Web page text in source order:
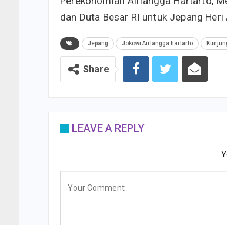
dan Duta Besar RI untuk Jepang
Jepang Jokowi Airlangga hartarto
Share
LEAVE A REPLY